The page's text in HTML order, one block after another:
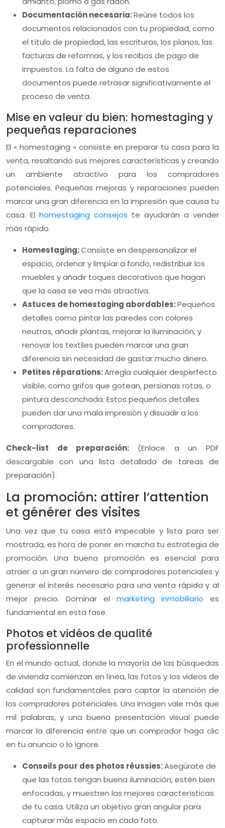
Documentación necesaria:Reúne todos los
documentos relacionados con tu propiedad, como
el título de propiedad, las escrituras, los planos, las
facturas de reformas, y los recibos de pago de
impuestos. La falta de alguno de estos
documentos puede retrasar significativamente el
proceso de venta.
Mise en valeur du bien: homestaging y
pequeñas reparaciones
El « homestaging » consiste en preparar tu casa para la
venta, resaltando sus mejores características y creando
un ambiente atractivo para los compradores
potenciales. Pequeñas mejoras y reparaciones pueden
marcar una gran diferencia en la impresión que causa tu
casa. El homestaging consejos te ayudarán a vender
más rápido.
Homestaging:Consiste en despersonalizar el
espacio, ordenar y limpiar a fondo, redistribuir los
muebles y añadir toques decorativos que hagan
que la casa se vea más atractiva.
Astuces de homestaging abordables:Pequeños
detalles como pintar las paredes con colores
neutros, añadir plantas, mejorar la iluminación, y
renovar los textiles pueden marcar una gran
diferencia sin necesidad de gastar mucho dinero.
Petites réparations:Arregla cualquier desperfecto
visible, como grifos que gotean, persianas rotas, o
pintura desconchada. Estos pequeños detalles
pueden dar una mala impresión y disuadir a los
compradores.
Check-list de preparación: (Enlace a un PDF
descargable con una lista detallada de tareas de
preparación).
La promoción: attirer l’attention
et générer des visites
Una vez que tu casa está impecable y lista para ser
mostrada, es hora de poner en marcha tu estrategia de
promoción. Una buena promoción es esencial para
atraer a un gran número de compradores potenciales y
generar el interés necesario para una venta rápida y al
mejor precio. Dominar el marketing inmobiliario es
fundamental en esta fase.
Photos et vidéos de qualité
professionnelle
En el mundo actual, donde la mayoría de las búsquedas
de vivienda comienzan en línea, las fotos y los videos de
calidad son fundamentales para captar la atención de
los compradores potenciales. Una imagen vale más que
mil palabras, y una buena presentación visual puede
marcar la diferencia entre que un comprador haga clic
en tu anuncio o lo ignore.
Conseils pour des photos réussies:Asegúrate de
que las fotos tengan buena iluminación, estén bien
enfocadas, y muestren las mejores características
de tu casa. Utiliza un objetivo gran angular para
capturar más espacio en cada foto.